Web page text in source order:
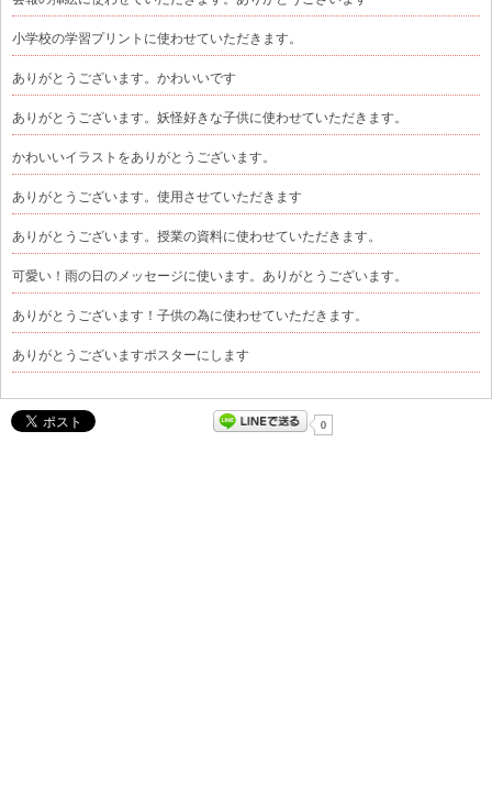
小学校の学習プリントに使わせていただきます。
ありがとうございます。かわいいです
ありがとうございます。妖怪好きな子供に使わせていただきます。
かわいいイラストをありがとうございます。
ありがとうございます。使用させていただきます
ありがとうございます。授業の資料に使わせていただきます。
可愛い！雨の日のメッセージに使います。ありがとうございます。
ありがとうございます！子供の為に使わせていただきます。
ありがとうございますポスターにします
0